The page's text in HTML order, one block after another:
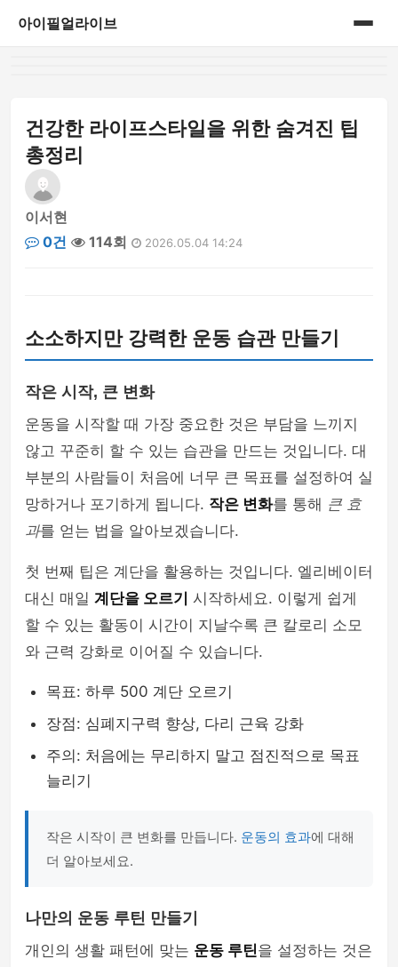
아이필얼라이브
건강한 라이프스타일을 위한 숨겨진 팁
총정리
이서현
0건
114회 2026.05.04 14:24
소소하지만 강력한 운동 습관 만들기
작은 시작, 큰 변화
운동을 시작할 때 가장 중요한 것은 부담을 느끼지
않고 꾸준히 할 수 있는 습관을 만드는 것입니다. 대
부분의 사람들이 처음에 너무 큰 목표를 설정하여 실
망하거나 포기하게 됩니다. 작은 변화를 통해 큰 효
과를 얻는 법을 알아보겠습니다.
첫 번째 팁은 계단을 활용하는 것입니다. 엘리베이터
대신 매일 계단을 오르기 시작하세요. 이렇게 쉽게
할 수 있는 활동이 시간이 지날수록 큰 칼로리 소모
와 근력 강화로 이어질 수 있습니다.
목표: 하루 500 계단 오르기
장점: 심폐지구력 향상, 다리 근육 강화
주의: 처음에는 무리하지 말고 점진적으로 목표
늘리기
작은 시작이 큰 변화를 만듭니다. 운동의 효과에 대해
더 알아보세요.
나만의 운동 루틴 만들기
개인의 생활 패턴에 맞는 운동 루틴을 설정하는 것은